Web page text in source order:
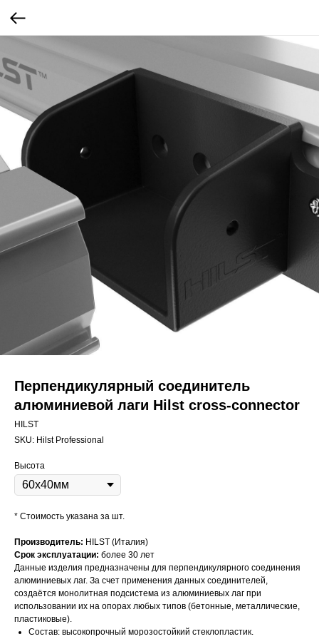
Перпендикулярный соединитель
алюминиевой лаги Hilst cross-connector
HILST
SKU: Hilst Professional
Высота
* Стоимость указана за шт.
Производитель: HILST (Италия)
Срок эксплуатации: более 30 лет
Данные изделия предназначены для перпендикулярного соединения
алюминиевых лаг. За счет применения данных соединителей,
создаётся монолитная подсистема из алюминиевых лаг при
использовании их на опорах любых типов (бетонные, металлические,
пластиковые).
Состав: высокопрочный морозостойкий стеклопластик.